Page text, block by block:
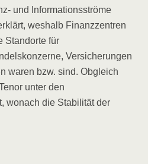
und Informationsströme
weshalb Finanzzentren
Standorte für
Versicherungen
waren bzw. sind. Obgleich
unter den
wonach die Stabilität der